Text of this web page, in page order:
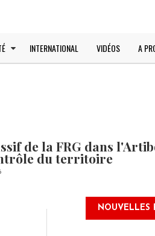
INTERNATIONAL VIDÉOS A
de la FRG dans
du territoire
NOUVELLES